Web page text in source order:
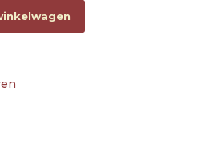
surf green metallic aantal